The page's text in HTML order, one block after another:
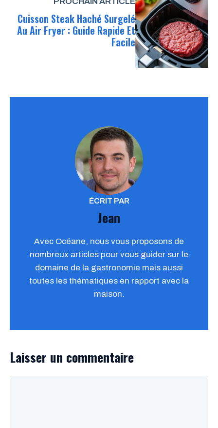
Cuisson Steak Haché Surgelé
Au Air Fryer : Guide Rapide Et
Facile
ÉCRIT PAR
Jean
Avec Océane, nous vous proposons de
nombreux articles pour vous guider sur le
domaine de la gastronomie mais aussi
toutes les thématiques en rapport avec la
maison.
Laisser un commentaire